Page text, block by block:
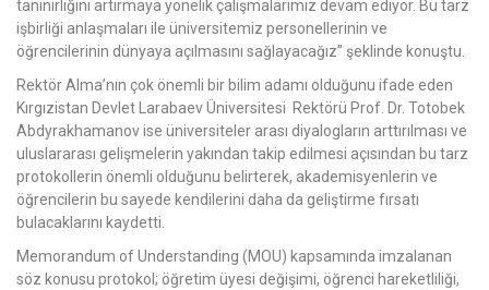
tanınırlığını artırmaya yönelik çalışmalarımız devam ediyor. Bu tarz
işbirliği anlaşmaları ile üniversitemiz personellerinin ve
öğrencilerinin dünyaya açılmasını sağlayacağız” şeklinde konuştu.
Rektör Alma’nın çok önemli bir bilim adamı olduğunu ifade eden
Kırgızistan Devlet Larabaev Üniversitesi Rektörü Prof. Dr. Totobek
Abdyrakhamanov ise üniversiteler arası diyalogların arttırılması ve
uluslararası gelişmelerin yakından takip edilmesi açısından bu tarz
protokollerin önemli olduğunu belirterek, akademisyenlerin ve
öğrencilerin bu sayede kendilerini daha da geliştirme fırsatı
bulacaklarını kaydetti.
Memorandum of Understanding (MOU) kapsamında imzalanan
söz konusu protokol; öğretim üyesi değişimi, öğrenci hareketliliği,